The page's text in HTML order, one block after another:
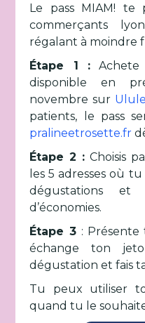
Le pass MIAM! te
commerçants
régalant à moindre
Étape 1 :Achete
disponible en
novembre sur Ulule
patients, le pass
pralineetrosette.fr
Étape 2 :Choisis
les 5 adresses où
dégustations et
d’économies.
Étape 3 :
échange ton
dégustation et fais
Tu peux utiliser
quand tu le